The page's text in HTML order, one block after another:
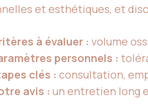
et esthétiques, et
à évaluer : volume
personnels :
clés : consultation,
avis : un entretien long